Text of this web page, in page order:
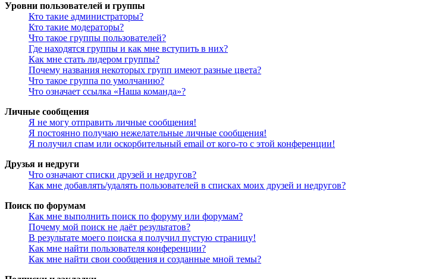
Уровни пользователей и группы
Кто такие администраторы?
Кто такие модераторы?
Что такое группы пользователей?
Где находятся группы и как мне вступить в них?
Как мне стать лидером группы?
Почему названия некоторых групп имеют разные цвета?
Что такое группа по умолчанию?
Что означает ссылка «Наша команда»?
Личные сообщения
Я не могу отправить личные сообщения!
Я постоянно получаю нежелательные личные сообщения!
Я получил спам или оскорбительный email от кого-то с этой конференции!
Друзья и недруги
Что означают списки друзей и недругов?
Как мне добавлять/удалять пользователей в списках моих друзей и недругов?
Поиск по форумам
Как мне выполнить поиск по форуму или форумам?
Почему мой поиск не даёт результатов?
В результате моего поиска я получил пустую страницу!
Как мне найти пользователя конференции?
Как мне найти свои сообщения и созданные мной темы?